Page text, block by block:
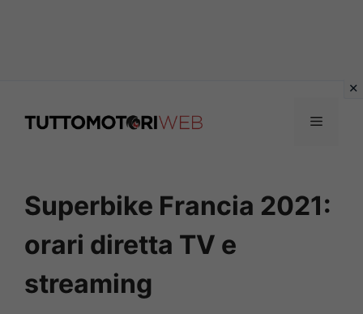
Menu
Superbike Francia 2021:
orari diretta TV e
streaming